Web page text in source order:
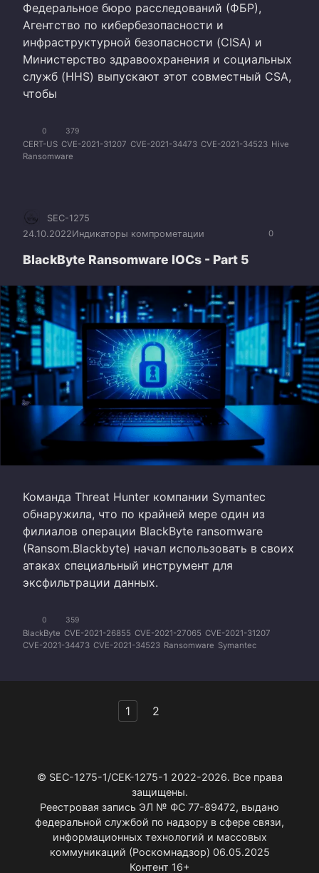
Федеральное бюро расследований (ФБР),
Агентство по кибербезопасности и
инфраструктурной безопасности (CISA) и
Министерство здравоохранения и социальных
служб (HHS) выпускают этот совместный CSA,
чтобы
0 379
CERT-US CVE-2021-31207 CVE-2021-34473 CVE-2021-34523 Hive
Ransomware
0
SEC-1275
24.10.2022Индикаторы компрометации
BlackByte Ransomware IOCs - Part 5
Команда Threat Hunter компании Symantec
обнаружила, что по крайней мере один из
филиалов операции BlackByte ransomware
(Ransom.Blackbyte) начал использовать в своих
атаках специальный инструмент для
эксфильтрации данных.
0 359
BlackByte CVE-2021-26855 CVE-2021-27065 CVE-2021-31207
CVE-2021-34473 CVE-2021-34523 Ransomware Symantec
1 2
© SEC-1275-1/СЕК-1275-1 2022-2026. Все права
защищены.
Реестровая запись ЭЛ № ФС 77-89472, выдано
федеральной службой по надзору в сфере связи,
информационных технологий и массовых
коммуникаций (Роскомнадзор) 06.05.2025
Контент 16+